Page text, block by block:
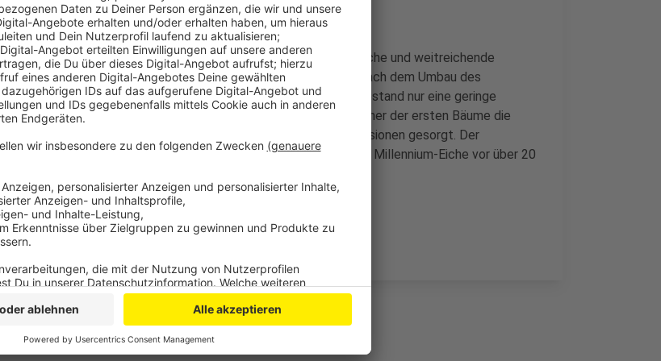
Das ging aber nicht, denn: Die Millennium-Eiche hat besonders flache und weitreichende
Verwurzelungen. Dadurch kann der Baum nicht einfach aus- und nach dem Umbau des
Kreisverkehrs wieder eingepflanzt werden. Auch so hätte er im Bestand nur eine geringe
Überlebenschance, sagt die Stadt. Beim nächsten Sturm sei er einer der ersten Bäume die
umstürzen. Auch im Stadtrat hatte das Thema für heftige Diskussionen gesorgt. Der
Verkehrs- und Verschönerungsverein Opladen hatte der Stadt die Millennium-Eiche vor über 20
Anzeige